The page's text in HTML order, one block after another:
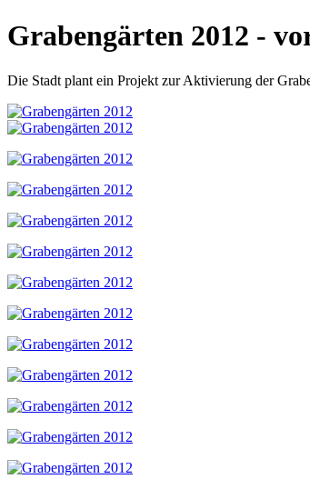
Grabengärten 2012 -
Die Stadt plant ein Projekt zur Aktivierung der